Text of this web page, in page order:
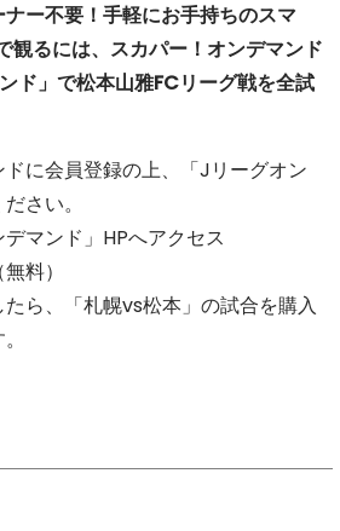
ー不要！手軽にお手持ちのスマ
観るには、スカパー！オンデマンド
ド」で松本山雅FCリーグ戦を全試
に会員登録の上、「Jリーグオン
さい。
マンド」HPへアクセス
料）
ら、「札幌vs松本」の試合を購入